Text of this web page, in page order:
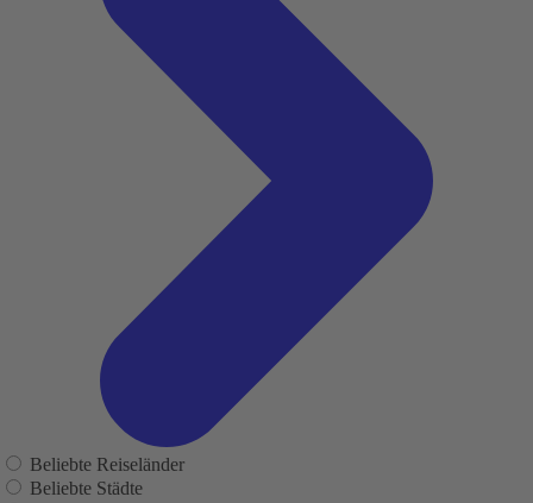
Beliebte Reiseländer
Beliebte Städte